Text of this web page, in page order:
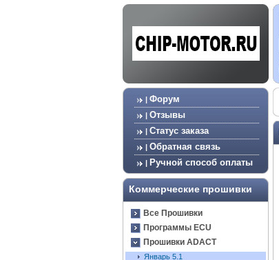
| Форум
| Отзывы
| Статус заказа
| Обратная связь
| Ручной способ оплаты
Коммерческие прошивки
Все Прошивки
Программы ECU
Прошивки ADACT
Январь 5.1